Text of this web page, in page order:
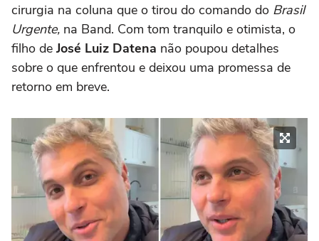
cirurgia na coluna que o tirou do comando do Brasil
Urgente, na Band. Com tom tranquilo e otimista, o
filho de José Luiz Datena não poupou detalhes
sobre o que enfrentou e deixou uma promessa de
retorno em breve.